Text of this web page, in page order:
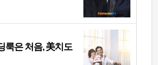
룩은 처음, 美치도